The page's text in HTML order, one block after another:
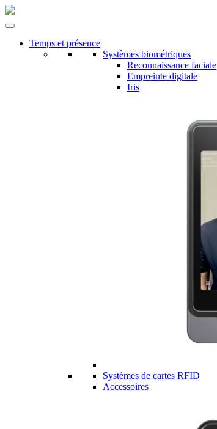
Temps et présence
Systèmes biométriques
Reconnaissance faciale
Empreinte digitale
Iris
Systèmes de cartes RFID
Accessoires